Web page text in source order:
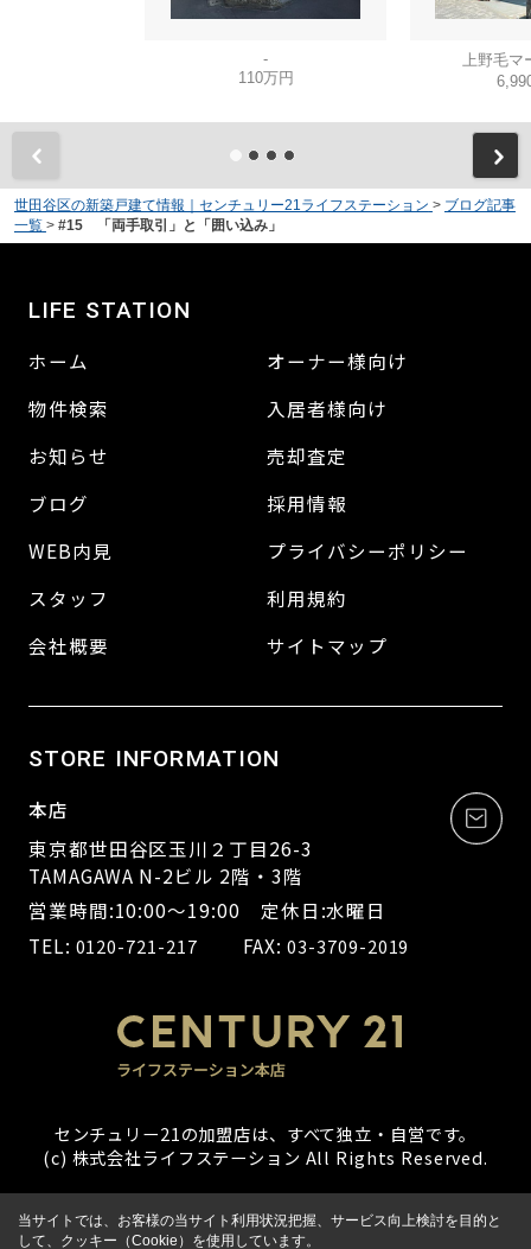
-
110万円
上野毛
世田谷区の新築戸建て情報｜センチュリー21ライフステーション > ブログ記事
一覧 > #15 「両手取引」と「囲い込み」
LIFE STATION
ホーム
物件検索
お知らせ
ブログ
WEB内見
スタッフ
会社概要
オーナー様向け
入居者様向け
売却査定
採用情報
プライバシーポリシー
利用規約
サイトマップ
STORE INFORMATION
本店
東京都世田谷区玉川２丁目26-3
TAMAGAWA N-2ビル 2階・3階
営業時間:10:00～19:00 定休日:水曜日
TEL: 0120-721-217 FAX:03-3709-2019
センチュリー21の加盟店は、すべて独立・自営です。
(c) 株式会社ライフステーション All Rights Reserved.
当サイトでは、お客様の当サイト利用状況把握、サービス向上検討を目的と
して、クッキー（Cookie）を使用しています。